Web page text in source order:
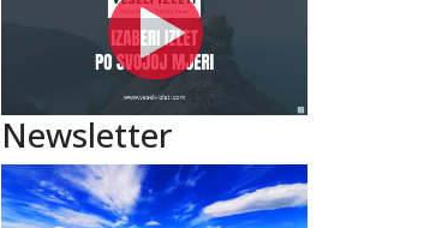
Newsletter